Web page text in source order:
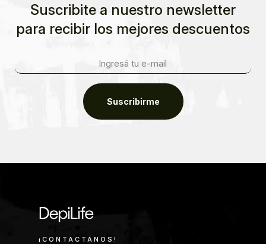
Suscribite a nuestro newsletter
para recibir los mejores descuentos
Suscribirme
¡CONTACTÁNOS!